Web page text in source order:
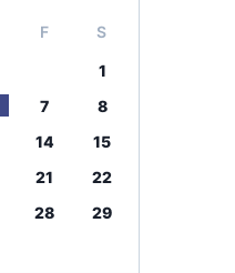
F S
1
7
8
14
15
21
22
28
29